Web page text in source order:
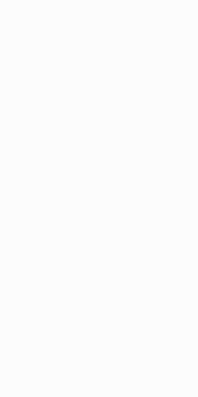
шаҳрида
sertifikatlanmagan-
(https://
Ихтисослаштирилган
мажмуасида
кириш истагини
чиқиш борасида
раислигида,
бошқармаси аёл
биринчи ўринни
очиқ мулоқот / /
кўргазмали
аппаратларини
вақтида жамоат